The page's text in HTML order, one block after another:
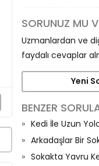
SORUNUZ MU
Uzmanlardan ve
faydalı cevaplar
Yeni
BENZER
Kedi İle Uzun